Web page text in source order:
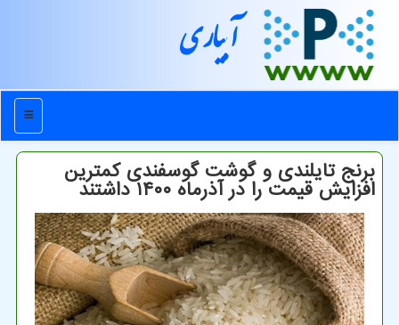
آبیاری
منو
برنج تایلندی و گوشت گوسفندی کمترین
افزایش قیمت را در آذرماه ۱۴۰۰ داشتند